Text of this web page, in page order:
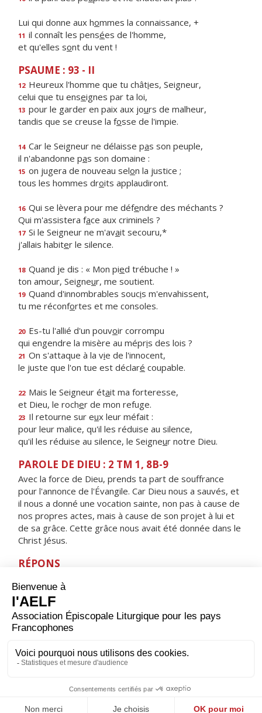
Lui qui donne aux hommes la connaissance, +
11 il connaît les pensées de l'homme,
et qu'elles sont du vent !
PSAUME : 93 - II
12 Heureux l'homme que tu châties, Seigneur,
celui que tu enseignes par ta loi,
13 pour le garder en paix aux jours de malheur,
tandis que se creuse la fosse de l'impie.
14 Car le Seigneur ne délaisse pas son peuple,
il n'abandonne pas son domaine :
15 on jugera de nouveau selon la justice ;
tous les hommes droits applaudiront.
16 Qui se lèvera pour me défendre des méchants ?
Qui m'assistera face aux criminels ?
17 Si le Seigneur ne m'avait secouru,*
j'allais habiter le silence.
18 Quand je dis : « Mon pied trébuche ! »
ton amour, Seigneur, me soutient.
19 Quand d'innombrables soucis m'envahissent,
tu me réconfortes et me consoles.
20 Es-tu l'allié d'un pouvoir corrompu
qui engendre la misère au mépris des lois ?
21 On s'attaque à la vie de l'innocent,
le juste que l'on tue est déclaré coupable.
22 Mais le Seigneur était ma forteresse,
et Dieu, le rocher de mon refuge.
23 Il retourne sur eux leur méfait :
pour leur malice, qu'il les réduise au silence,
qu'il les réduise au silence, le Seigneur notre Dieu.
PAROLE DE DIEU : 2 TM 1, 8B-9
Avec la force de Dieu, prends ta part de souffrance
pour l'annonce de l'Évangile. Car Dieu nous a sauvés, et
il nous a donné une vocation sainte, non pas à cause de
nos propres actes, mais à cause de son projet à lui et
de sa grâce. Cette grâce nous avait été donnée dans le
Christ Jésus.
RÉPONS
vos noms sont inscrits dans les cieux, alléluia.
ORAISON
Dieu qui as confié à l'évangéliste saint Marc la mission
bien profiter de son enseignement que nous marchions
sur les traces du Christ. Lui qui règne.